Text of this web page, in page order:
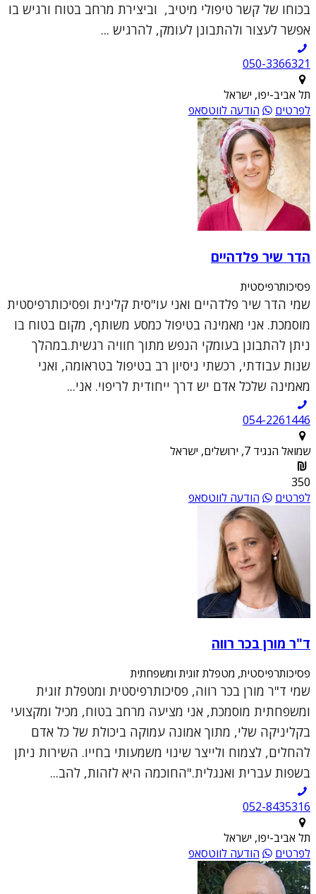
בכוחו של קשר טיפולי מיטיב, וביצירת מרחב בטוח ורגיש בו
אפשר לעצור ולהתבונן לעומק, להרגיש ...
050-3366321
תל אביב-יפו, ישראל
לפרטים
הודעה לווטסאפ
הדר שיר פלדהיים
פסיכותרפיסטית
שמי הדר שיר פלדהיים ואני עו"סית קלינית ופסיכותרפיסטית
מוסמכת. אני מאמינה בטיפול כמסע משותף, מקום בטוח בו
ניתן להתבונן בעומקי הנפש מתוך חוויה רגשית.במהלך
שנות עבודתי, רכשתי ניסיון רב בטיפול בטראומה, ואני
מאמינה שלכל אדם יש דרך ייחודית לריפוי. אני...
054-2261446
שמואל הנגיד 7, ירושלים, ישראל
350
לפרטים
הודעה לווטסאפ
ד"ר מורן בכר רווה
פסיכותרפיסטית, מטפלת זוגית ומשפחתית
שמי ד"ר מורן בכר רווה, פסיכותרפיסטית ומטפלת זוגית
ומשפחתית מוסמכת, אני מציעה מרחב בטוח, מכיל ומקצועי
בקליניקה שלי, מתוך אמונה עמוקה ביכולת של כל אדם
להחלים, לצמוח ולייצר שינוי משמעותי בחייו. השירות ניתן
בשפות עברית ואנגלית."החוכמה היא לזהות, להב...
052-8435316
תל אביב-יפו, ישראל
לפרטים
הודעה לווטסאפ